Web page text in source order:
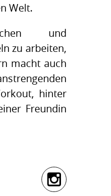
Welt.
und
zu arbeiten,
macht auch
hinter
Freundin